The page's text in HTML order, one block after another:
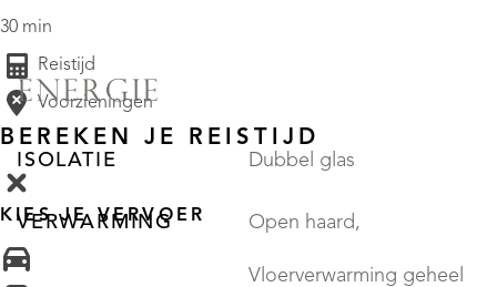
ENERGIE
ISOLATIE Dubbel glas
VERWARMING Open haard,
Vloerverwarming geheel
30 min
Reistijd
Voorzieningen
BEREKEN JE REISTIJD
KIES JE VERVOER